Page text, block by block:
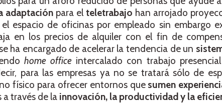
adaptación para el teletrabajo han arrojado
espacio de oficinas por empleado sin embargo
en los precios de alquiler con el fin de
ha encargado de acelerar la tendencia de un
home office intercalado con trabajo
para las empresas ya no se tratará sólo de
físico para ofrecer entornos que sumen
a través de la innovación, la productividad y la